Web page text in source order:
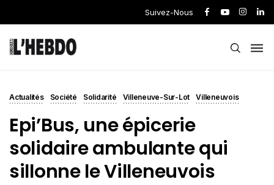
Suivez-Nous
Actualités Société Solidarité Villeneuve-Sur-Lot Villeneuvois
Epi’Bus, une épicerie
solidaire ambulante qui
sillonne le Villeneuvois